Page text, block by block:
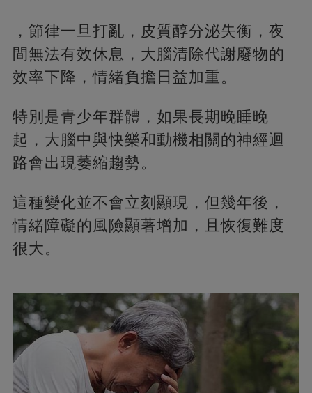
，節律一旦打亂，皮質醇分泌失衡，夜
間無法有效休息，大腦清除代謝廢物的
效率下降，情緒負擔日益加重。
特別是青少年群體，如果長期晚睡晚
起，大腦中與快樂和動機相關的神經迴
路會出現萎縮趨勢。
這種變化並不會立刻顯現，但幾年後，
情緒障礙的風險顯著增加，且恢復難度
很大。